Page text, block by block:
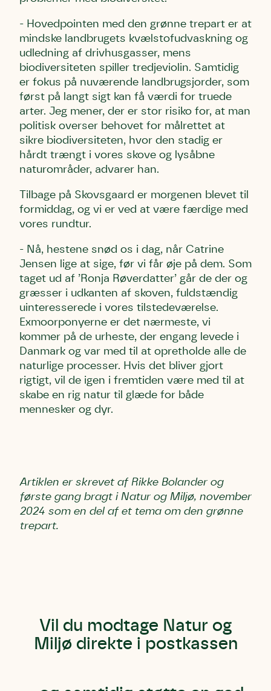
- Hovedpointen med den grønne trepart er at
mindske landbrugets kvælstofudvaskning og
udledning af drivhusgasser, mens
biodiversiteten spiller tredjeviolin. Samtidig
er fokus på nuværende landbrugsjorder, som
først på langt sigt kan få værdi for truede
arter. Jeg mener, der er stor risiko for, at man
politisk overser behovet for målrettet at
sikre biodiversiteten, hvor den stadig er
hårdt trængt i vores skove og lysåbne
naturområder, advarer han.
Tilbage på Skovsgaard er morgenen blevet til
formiddag, og vi er ved at være færdige med
vores rundtur.
- Nå, hestene snød os i dag, når Catrine
Jensen lige at sige, før vi får øje på dem. Som
taget ud af ’Ronja Røverdatter’ går de der og
græsser i udkanten af skoven, fuldstændig
uinteresserede i vores tilstedeværelse.
Exmoorponyerne er det nærmeste, vi
kommer på de urheste, der engang levede i
Danmark og var med til at opretholde alle de
naturlige processer. Hvis det bliver gjort
rigtigt, vil de igen i fremtiden være med til at
skabe en rig natur til glæde for både
mennesker og dyr.
Artiklen er skrevet af Rikke Bolander og
første gang bragt i Natur og Miljø, november
2024 som en del af et tema om den grønne
trepart.
Vil du modtage Natur og
Miljø direkte i postkassen